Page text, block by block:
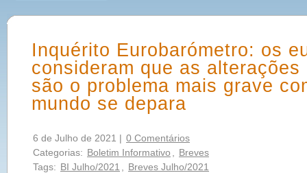
Inquérito Eurobarómetro: os
consideram que as
são o problema mais grave
mundo se depara
6 de Julho de 2021 | 0 Comentários
Categorias: Boletim Informativo
Breves
Tags: BI Julho/2021 Breves Julho/2021